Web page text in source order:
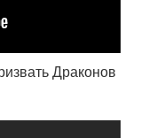
Драконов